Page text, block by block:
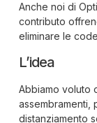
Anche noi di
contributo
eliminare le
L’idea
Abbiamo voluto
assembramenti,
distanziamento